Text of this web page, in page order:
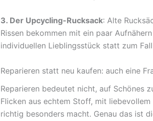
3. Der Upcycling-Rucksack: Alte
Rissen bekommen mit ein paar
individuellen Lieblingsstück statt zum
Reparieren statt neu kaufen: auch eine
Reparieren bedeutet nicht, auf Schönes
Flicken aus echtem Stoff, mit
richtig besonders macht. Genau das ist